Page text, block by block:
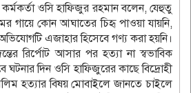
কর্মকর্তা ওসি হাফিজুর রহমান বলেন, যেহুতু
গায়ে কোন আঘাতের চিহৃ পাওয়া যায়নি,
এজাহার হিসেবে গণ্য করা হয়নি।
রির্পোট আসার পর হত্যা না স্বভাবিক
ঘটনার দিন ওসি হাফিজুরের কাছে বিদ্রোহী
হত্যার বিষয় মোবাইলে জানতে চাইলে